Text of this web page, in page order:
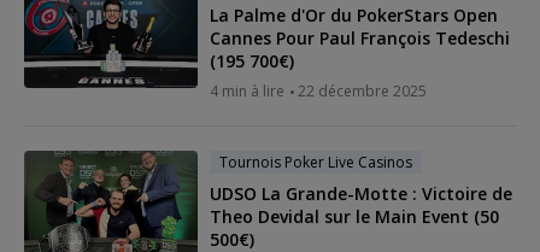
La Palme d'Or du PokerStars Open
Cannes Pour Paul François Tedeschi
(195 700€)
4 min à lire 22 décembre 2025
Tournois Poker Live Casinos
UDSO La Grande-Motte : Victoire de
Theo Devidal sur le Main Event (50
500€)